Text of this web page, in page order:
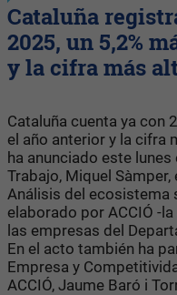
Cataluña
2025, un 5,2%
y la cifra más
Cataluña cuenta ya con
el año anterior y la cifra
ha anunciado este
Trabajo, Miquel
Análisis del ecosistema
elaborado por ACCIÓ -
las empresas del
En el acto también ha
Empresa y
ACCIÓ, Jaume Baró i